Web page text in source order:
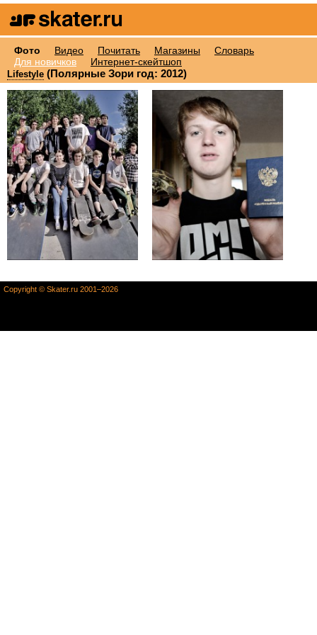
Фото Видео Почитать Магазины
Словарь
Для новичков
Интернет-скейтшоп
Lifestyle (Полярные Зори год: 2012)
Copyright © Skater.ru 2001–2026